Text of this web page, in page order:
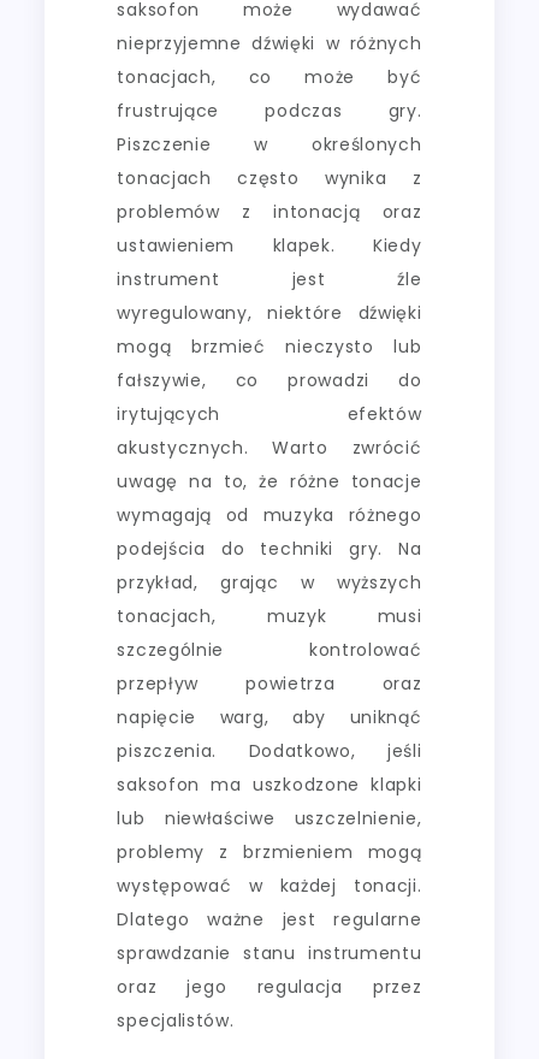
saksofon może wydawać
nieprzyjemne dźwięki w różnych
tonacjach, co może być
frustrujące podczas gry.
Piszczenie w określonych
tonacjach często wynika z
problemów z intonacją oraz
ustawieniem klapek. Kiedy
instrument jest źle
wyregulowany, niektóre dźwięki
mogą brzmieć nieczysto lub
fałszywie, co prowadzi do
irytujących efektów
akustycznych. Warto zwrócić
uwagę na to, że różne tonacje
wymagają od muzyka różnego
podejścia do techniki gry. Na
przykład, grając w wyższych
tonacjach, muzyk musi
szczególnie kontrolować
przepływ powietrza oraz
napięcie warg, aby uniknąć
piszczenia. Dodatkowo, jeśli
saksofon ma uszkodzone klapki
lub niewłaściwe uszczelnienie,
problemy z brzmieniem mogą
występować w każdej tonacji.
Dlatego ważne jest regularne
sprawdzanie stanu instrumentu
oraz jego regulacja przez
specjalistów.